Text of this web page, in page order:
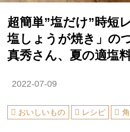
超簡単”塩だけ”時短
塩しょうが焼き」の
真秀さん、夏の適塩
2022-07-09
おいしいもの レシピ